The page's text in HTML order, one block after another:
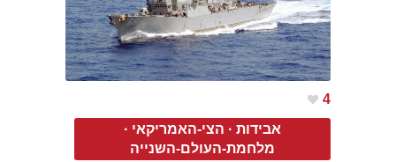
4
אבידות · הצי-האמריקאי ·
מלחמת-העולם-השנייה